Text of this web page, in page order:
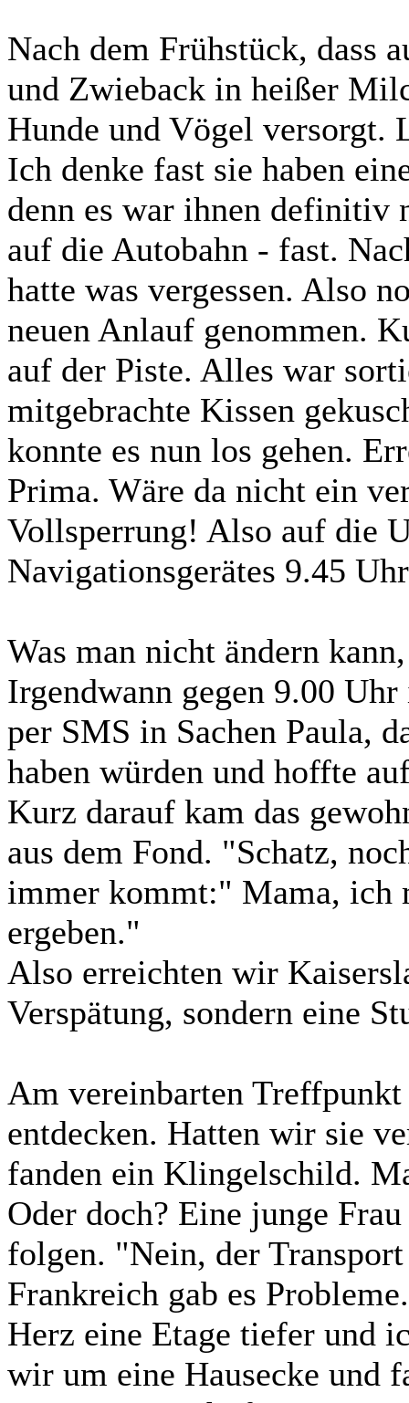
Nach dem Frühstück, dass
und Zwieback in heißer
Hunde und Vögel versorgt.
Ich denke fast sie haben
denn es war ihnen definitiv
auf die Autobahn - fast.
hatte was vergessen. Also
neuen Anlauf genommen.
auf der Piste. Alles war
mitgebrachte Kissen
konnte es nun los gehen.
Prima. Wäre da nicht ein
Vollsperrung! Also auf die
Navigationsgerätes 9.45
Was man nicht ändern
Irgendwann gegen 9.00
per SMS in Sachen Paula,
haben würden und hoffte
Kurz darauf kam das
aus dem Fond. "Schatz,
immer kommt:" Mama, ich
ergeben."
Also erreichten wir
Verspätung, sondern eine
Am vereinbarten
entdecken. Hatten wir sie
fanden ein Klingelschild.
Oder doch? Eine junge
folgen. "Nein, der
Frankreich gab es
Herz eine Etage tiefer und
wir um eine Hausecke und